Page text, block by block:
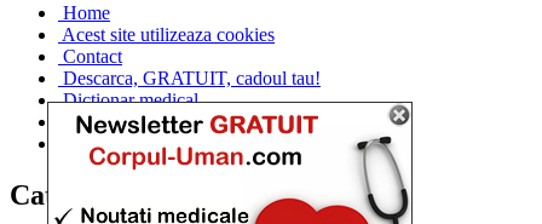
Home
Acest site utilizeaza cookies
Contact
Descarca, GRATUIT, cadoul tau!
Dictionar medical
Dr. Cristina IANUC
Linkuri utile
Categorii